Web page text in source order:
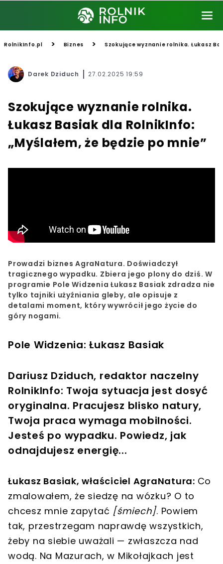
RolnikInfo.pl > Biznes > Szokujące wyznanie rolnika. Łukasz
Darek Dziduch 27.02.2025 19:59
Szokujące wyznanie rolnika.
Łukasz Basiak dla RolnikInfo:
„Myślałem, że będzie po mnie”
Prowadzi biznes AgraNatura. Doświadczył
tragicznego wypadku. Zbiera jego plony do dziś. W
programie Pole Widzenia Łukasz Basiak zdradza nie
tylko tajniki użyźniania gleby, ale opisuje z
detalami moment, który wywrócił jego życie do
góry nogami.
Pole Widzenia: Łukasz Basiak
Dariusz Dziduch, redaktor naczelny
RolnikInfo: Twoja sytuacja jest dosyć
oryginalna. Pracujesz blisko natury,
Twoja praca wymaga mobilności.
Jesteś po wypadku. Powiedz, jak
odnajdujesz energię...
Łukasz Basiak, właściciel AgraNatura: Co
zmalowałem, że siedzę na wózku? O to
chcesz mnie zapytać [śmiech]. Powiem
tak, przestrzegam naprawdę wszystkich,
żeby na siebie uważali — zwłaszcza nad
wodą. Na Mazurach, w Mikołajkach jest